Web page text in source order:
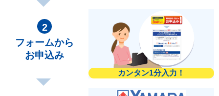
フォームから
お申込み
カンタン1分入力！